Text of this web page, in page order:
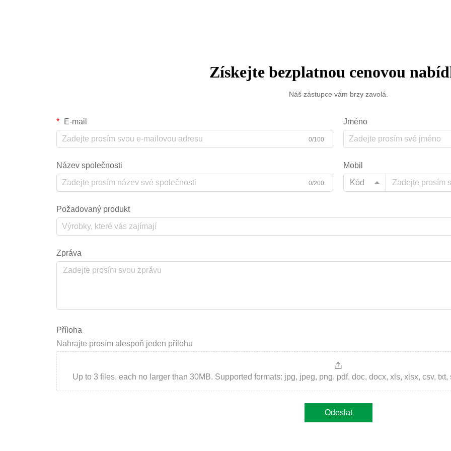
Získejte bezplatnou cenovou
Náš zástupce vám brzy zavolá.
E-mail
0/100
Jméno
Název společnosti
0/200
Mobil
Kód
Požadovaný produkt
Zpráva
Příloha
Nahrajte prosím alespoň jeden přílohu
Up to 3 files, each no larger than 30MB. Supported formats: jpg, jpeg, png, pdf, doc, docx, xls, xlsx, csv, txt,
Odeslat